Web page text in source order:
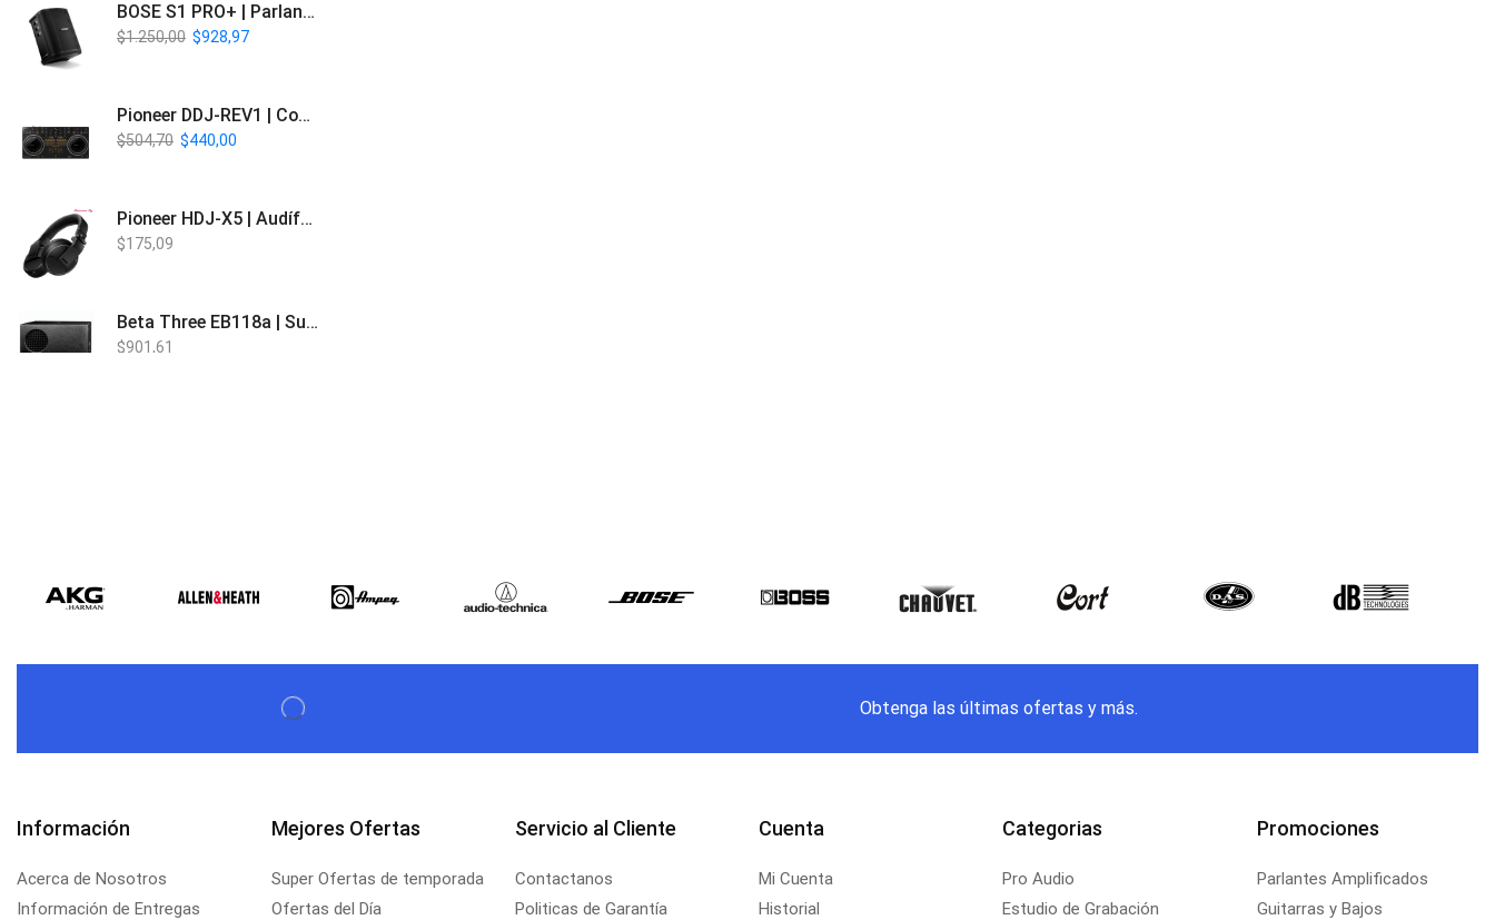
BOSE S1 PRO+ | Parlante Profesional PA Inalámbrico
$1.250,00 $928,97
Pioneer DDJ-REV1 | Controlador DJ de 2 canales estilo Scratch
$504,70 $440,00
Pioneer HDJ-X5 | Audífonos para DJ
$175,09
Beta Three EB118a | Sub Bajo Activo
$901,61
Obtenga las últimas ofertas y más.
Información
Acerca de Nosotros
Información de Entregas
Mejores Ofertas
Super Ofertas de temporada
Ofertas del Día
Servicio al Cliente
Contactanos
Politicas de Garantía
Cuenta
Mi Cuenta
Historial
Categorias
Pro Audio
Estudio de Grabación
Promociones
Parlantes Amplificados
Guitarras y Bajos